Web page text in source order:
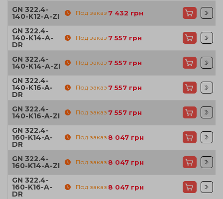
GN 322.4-
140-K12-A-ZI Под заказ 7 432 грн
GN 322.4-
140-K14-A-
DR
Под заказ 7 557 грн
GN 322.4-
140-K14-A-ZI Под заказ 7 557 грн
GN 322.4-
140-K16-A-
DR
Под заказ 7 557 грн
GN 322.4-
140-K16-A-ZI Под заказ 7 557 грн
GN 322.4-
160-K14-A-
DR
Под заказ 8 047 грн
GN 322.4-
160-K14-A-ZI Под заказ 8 047 грн
GN 322.4-
160-K16-A-
DR
Под заказ 8 047 грн